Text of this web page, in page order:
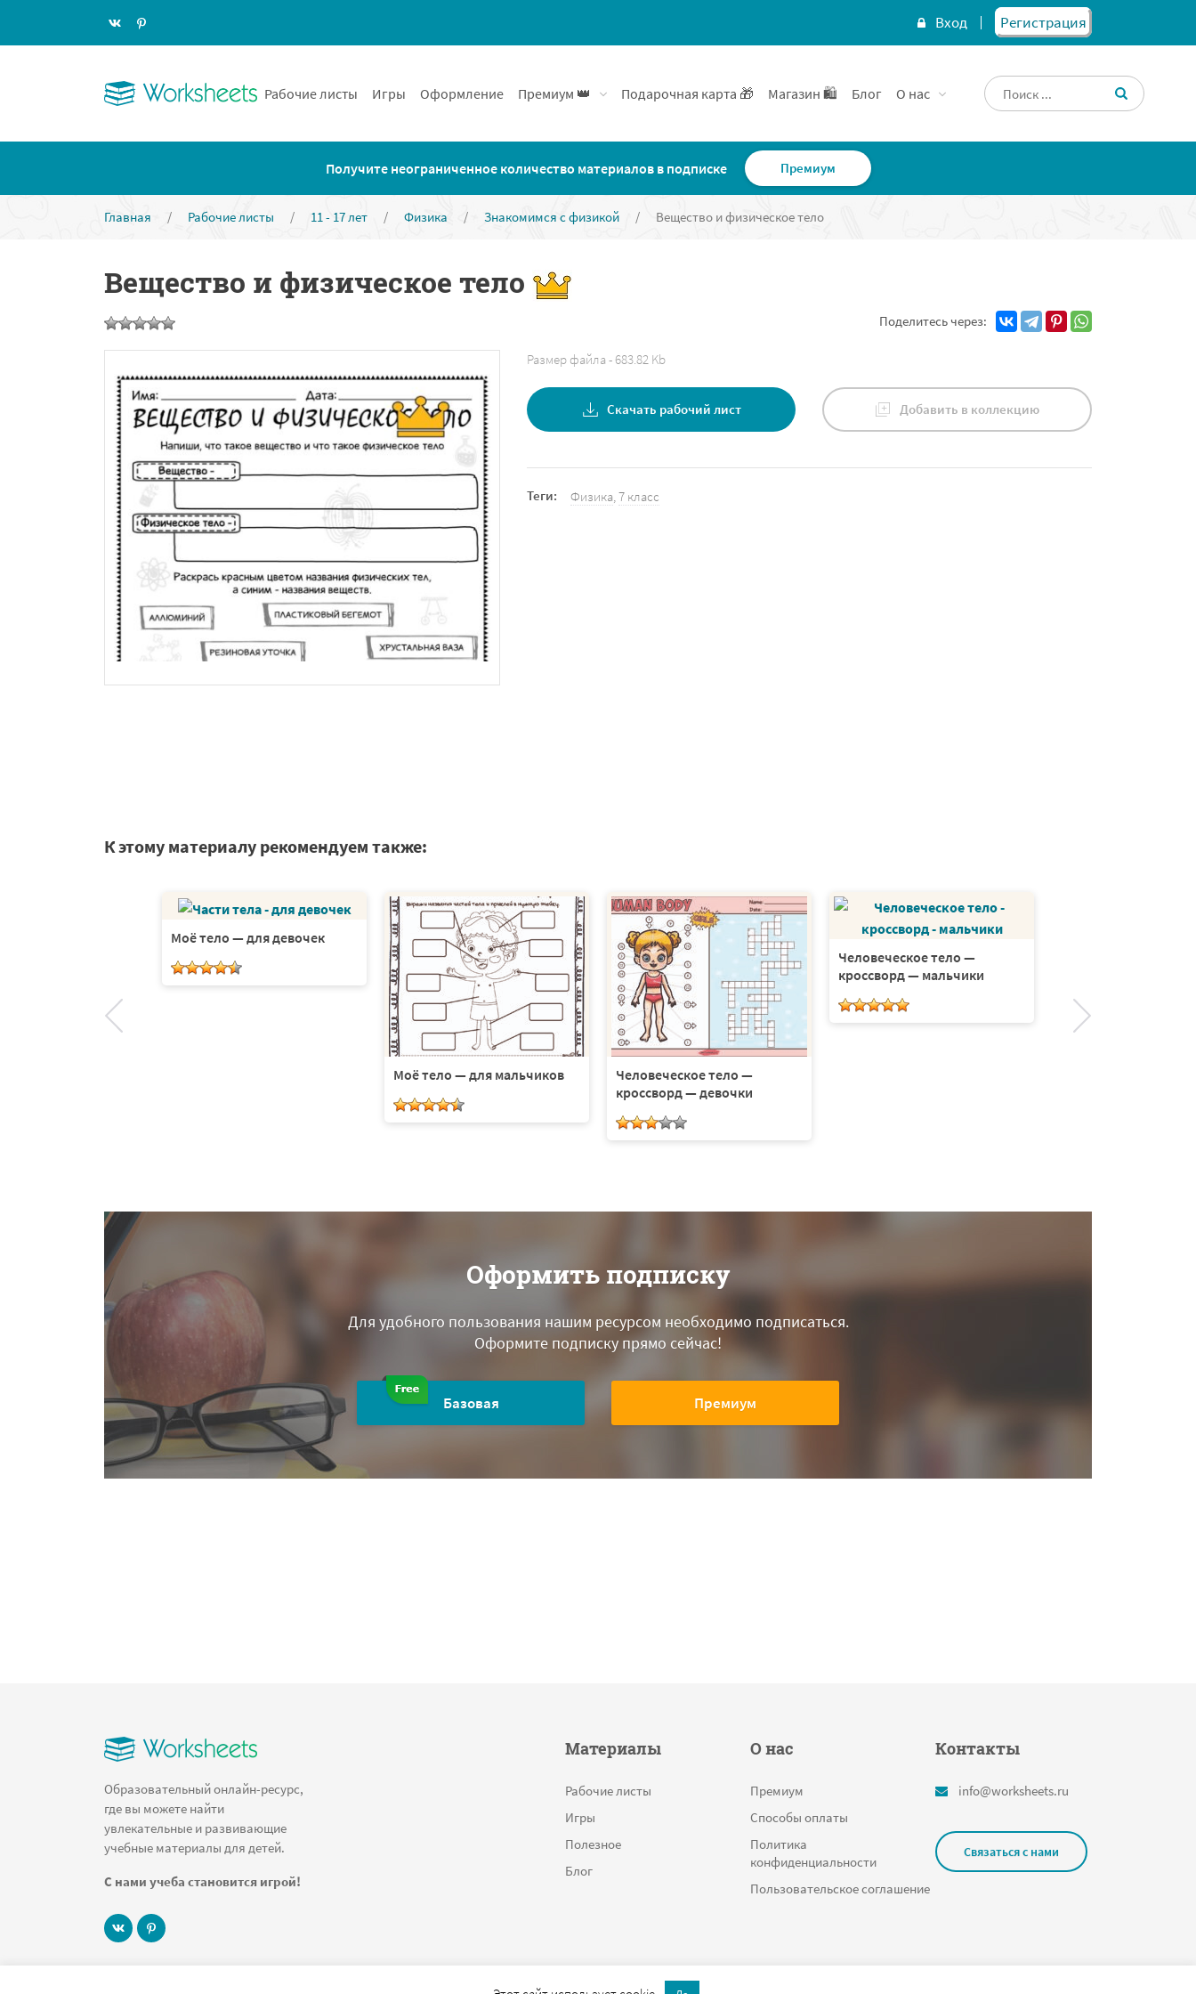
Вход Регистрация
Рабочие листы Игры Оформление Премиум 👑 Подарочная карта 🎁 Магазин 🛍️ Блог О нас
Получите неограниченное количество материалов в подписке Премиум
Главная / Рабочие листы / 11 - 17 лет / Физика / Знакомимся с физикой / Вещество и физическое тело
Вещество и физическое тело
Поделитесь через:
Размер файла - 683.82 Kb
Скачать рабочий лист Добавить в коллекцию
Теги: Физика 7 класс
К этому материалу рекомендуем также:
Моё тело — для девочек
Моё тело — для мальчиков
Человеческое тело —
кроссворд — девочки
Человеческое тело —
кроссворд — мальчики
Оформить подписку
Для удобного пользования нашим ресурсом необходимо подписаться.
Оформите подписку прямо сейчас!
Базовая Премиум
Образовательный онлайн-ресурс,
где вы можете найти
увлекательные и развивающие
учебные материалы для детей.
С нами учеба становится игрой!
Материалы
Рабочие листы
Игры
Полезное
Блог
О нас
Премиум
Способы оплаты
Политика
конфиденциальности
Пользовательское соглашение
Контакты
info@worksheets.ru
Связаться с нами